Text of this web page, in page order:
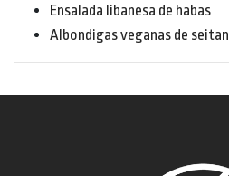
Ensalada libanesa de habas
Albondigas veganas de seitan